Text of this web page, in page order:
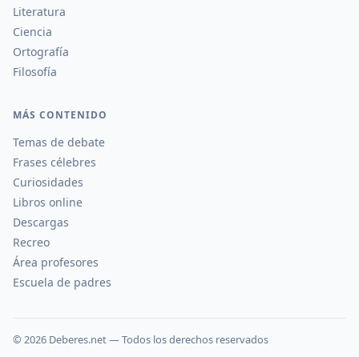
Literatura
Ciencia
Ortografía
Filosofía
MÁS CONTENIDO
Temas de debate
Frases célebres
Curiosidades
Libros online
Descargas
Recreo
Área profesores
Escuela de padres
© 2026 Deberes.net — Todos los derechos reservados